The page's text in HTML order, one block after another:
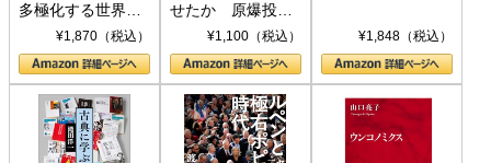
多極化する世界：
トランプとBRICS
の挑戦
¥1,870（税込）
せたか 原爆投
下、ソ連参戦、そ
して聖断 (PHP新
書)
¥1,100（税込） ¥1,848（税込）